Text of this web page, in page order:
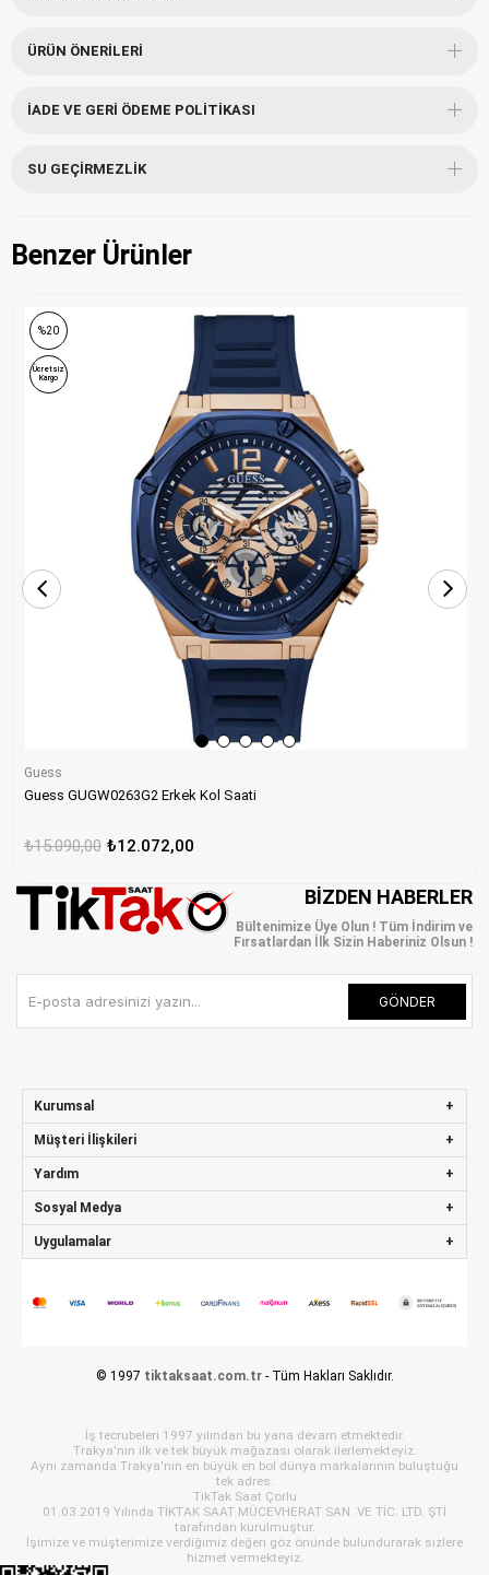
ÜRÜN ÖNERILERI
İADE VE GERI ÖDEME POLITIKASI
SU GEÇIRMEZLIK
Benzer Ürünler
Guess
Guess GUGW0263G2 Erkek Kol Saati
₺12.072,00
₺15.090,00
%20
Ücretsiz
Kargo
BIZDEN HABERLER
Bültenimize Üye Olun ! Tüm İndirim ve
Fırsatlardan İlk Sizin Haberiniz Olsun !
GÖNDER
Kurumsal
Müşteri İlişkileri
Yardım
Sosyal Medya
Uygulamalar
© 1997 tiktaksaat.com.tr - Tüm Hakları Saklıdır.
İş tecrubeleri 1997 yılından bu yana devam etmektedir.
Trakya'nın ilk ve tek büyük mağazası olarak ilerlemekteyiz.
Aynı zamanda Trakya'nın en büyük en bol dünya markalarının buluştuğu
tek adres.
TikTak Saat Çorlu
01.03.2019 Yılında TİKTAK SAAT MÜCEVHERAT SAN. VE TİC. LTD. ŞTİ
tarafından kurulmuştur.
İşimize ve müşterimize verdiğimiz değeri göz önünde bulundurarak sizlere
hizmet vermekteyiz.